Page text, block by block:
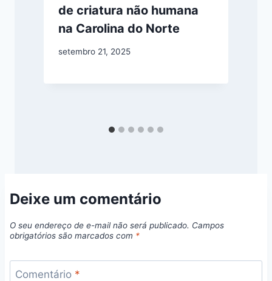
de criatura não humana
na Carolina do Norte
setembro 21, 2025
Deixe um comentário
O seu endereço de e-mail não será publicado. Campos
obrigatórios são marcados com *
Comentário *